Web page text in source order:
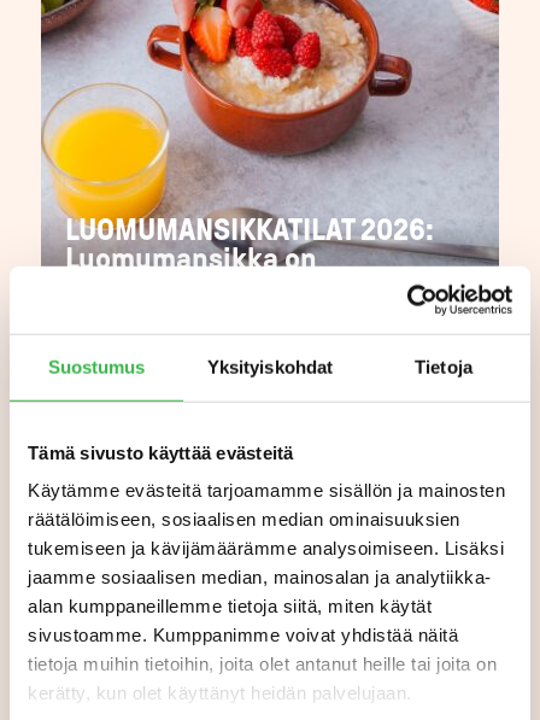
Suostumus Yksityiskohdat Tietoja
Tämä sivusto käyttää evästeitä
Käytämme evästeitä tarjoamamme sisällön ja mainosten
räätälöimiseen, sosiaalisen median ominaisuuksien
tukemiseen ja kävijämäärämme analysoimiseen. Lisäksi
jaamme sosiaalisen median, mainosalan ja analytiikka-
alan kumppaneillemme tietoja siitä, miten käytät
sivustoamme. Kumppanimme voivat yhdistää näitä
tietoja muihin tietoihin, joita olet antanut heille tai joita on
kerätty, kun olet käyttänyt heidän palvelujaan.
LUOMUMANSIKKATILAT 2026:
Luomumansikka on